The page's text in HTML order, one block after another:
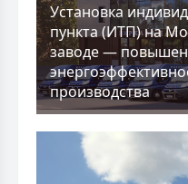
Установка
пункта (ИТП) на
заводе —
производства